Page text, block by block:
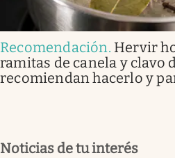
Recomendación. Hervir
ramitas de canela y clavo
recomiendan hacerlo y
Noticias de tu interés